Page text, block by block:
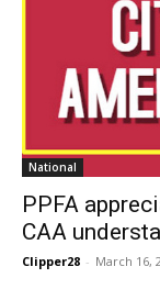
National
PPFA
CAA
Clipper28 - March 16,